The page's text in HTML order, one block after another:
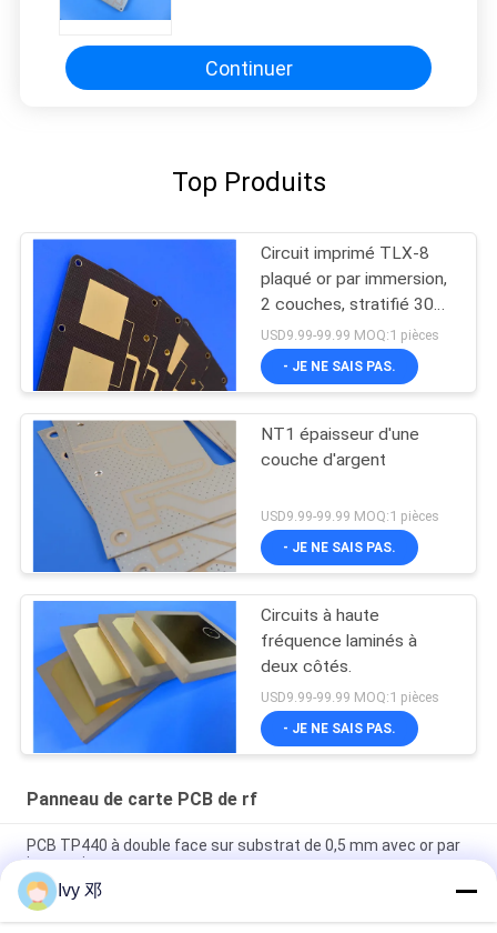
Continuer
Top Produits
Circuit imprimé TLX-8
plaqué or par immersion,
2 couches, stratifié 30mil
pour circuits RF
USD9.99-99.99 MOQ:1 pièces
- JE NE SAIS PAS.
NT1 épaisseur d'une
couche d'argent
USD9.99-99.99 MOQ:1 pièces
- JE NE SAIS PAS.
Circuits à haute
fréquence laminés à
deux côtés.
USD9.99-99.99 MOQ:1 pièces
- JE NE SAIS PAS.
Panneau de carte PCB de rf
PCB TP440 à double face sur substrat de 0,5 mm avec or par
immersion
PCB à haute fréquence à double face CER-10 30 millimètres
d'argent lamellé à immersion
Ivy 邓